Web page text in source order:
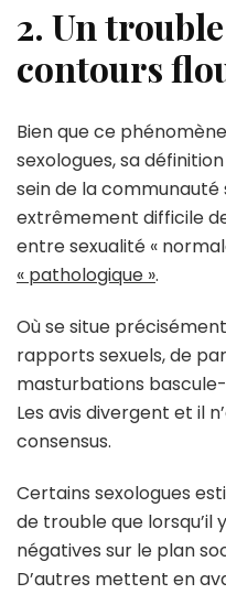
2. Un
contours
Bien que ce
sexologues, sa
sein de la communauté
extrêmement difficile
entre sexualité «
« pathologique ».
Où se situe
rapports sexuels, de
masturbations
Les avis divergent et il
consensus.
Certains sexologues
de trouble que lorsqu’il
négatives sur le plan
D’autres mettent en